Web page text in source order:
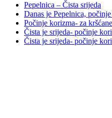
Pepelnica – Čista srijeda
Danas je Pepelnica,
Počinje korizma- za
Čista je srijeda- počinje
Čista je srijeda- počinje